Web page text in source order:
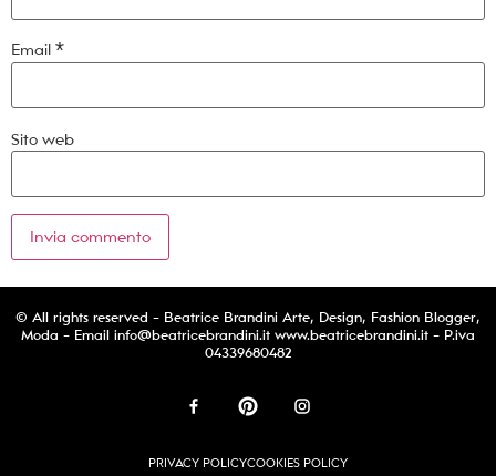
Email *
Sito web
© All rights reserved - Beatrice Brandini Arte, Design, Fashion Blogger,
Moda - Email info@beatricebrandini.it www.beatricebrandini.it - P.iva
04339680482
PRIVACY POLICYCOOKIES POLICY